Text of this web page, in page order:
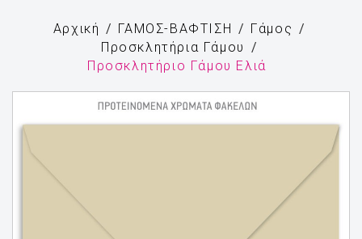
Αρχική ΓΑΜΟΣ-ΒΑΦΤΙΣΗ
Γάμος
Προσκλητήρια Γάμου
Προσκλητήριο Γάμου Ελιά